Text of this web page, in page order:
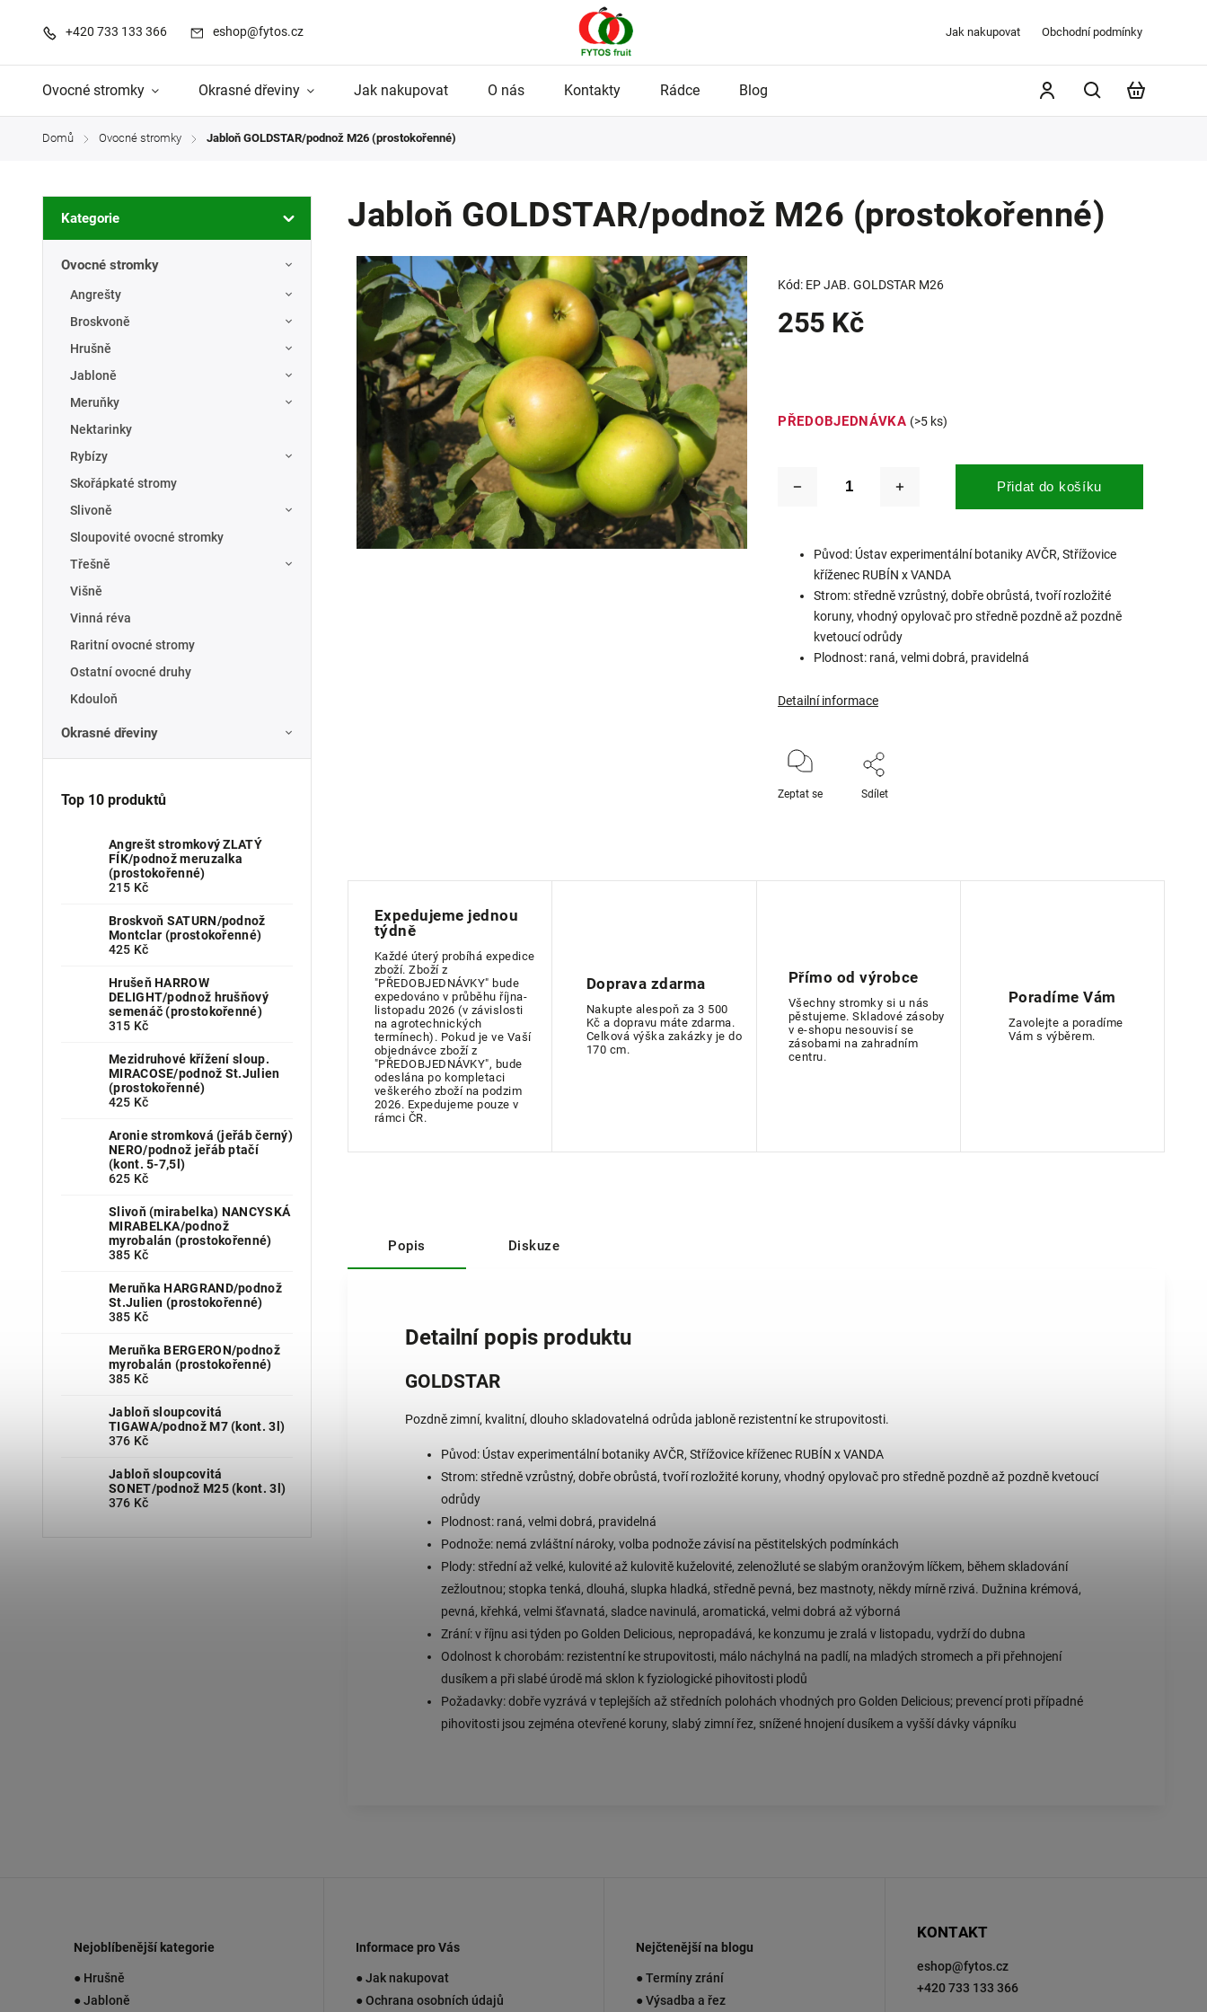
+420 733 133 366 eshop@fytos.cz Jak nakupovat Obchodní podmínky
Ovocné stromky Okrasné dřeviny Jak nakupovat O nás Kontakty Rádce Blog
Domů / Ovocné stromky / Jabloň GOLDSTAR/podnož M26 (prostokořenné)
Kategorie
Ovocné stromky
Angrešty
Broskvoně
Hrušně
Jabloně
Meruňky
Nektarinky
Rybízy
Skořápkaté stromy
Slivoně
Sloupovité ovocné stromky
Třešně
Višně
Vinná réva
Raritní ovocné stromy
Ostatní ovocné druhy
Kdouloň
Okrasné dřeviny
Top 10 produktů
Angrešt stromkový ZLATÝ
FÍK/podnož meruzalka
(prostokořenné)
215 Kč
Broskvoň SATURN/podnož
Montclar (prostokořenné)
425 Kč
Hrušeň HARROW
DELIGHT/podnož hrušňový
semenáč (prostokořenné)
315 Kč
Mezidruhové křížení sloup.
MIRACOSE/podnož St.Julien
(prostokořenné)
425 Kč
Aronie stromková (jeřáb černý)
NERO/podnož jeřáb ptačí
(kont. 5-7,5l)
625 Kč
Slivoň (mirabelka) NANCYSKÁ
MIRABELKA/podnož
myrobalán (prostokořenné)
385 Kč
Meruňka HARGRAND/podnož
St.Julien (prostokořenné)
385 Kč
Meruňka BERGERON/podnož
myrobalán (prostokořenné)
385 Kč
Jabloň sloupcovitá
TIGAWA/podnož M7 (kont. 3l)
376 Kč
Jabloň sloupcovitá
SONET/podnož M25 (kont. 3l)
376 Kč
Jabloň GOLDSTAR/podnož M26 (prostokořenné)
Kód: EP JAB. GOLDSTAR M26
255 Kč
PŘEDOBJEDNÁVKA (>5 ks)
Přidat do košíku
Původ: Ústav experimentální botaniky AVČR, Střížovice
kříženec RUBÍN x VANDA
Strom: středně vzrůstný, dobře obrůstá, tvoří rozložité
koruny, vhodný opylovač pro středně pozdně až pozdně
kvetoucí odrůdy
Plodnost: raná, velmi dobrá, pravidelná
Detailní informace
Zeptat se Sdílet
Expedujeme jednou
týdně
Každé úterý probíhá expedice
zboží. Zboží z
"PŘEDOBJEDNÁVKY" bude
expedováno v průběhu října-
listopadu 2026 (v závislosti
na agrotechnických
termínech). Pokud je ve Vaší
objednávce zboží z
"PŘEDOBJEDNÁVKY", bude
odeslána po kompletaci
veškerého zboží na podzim
2026. Expedujeme pouze v
rámci ČR.
Doprava zdarma
Nakupte alespoň za 3 500
Kč a dopravu máte zdarma.
Celková výška zakázky je do
170 cm.
Přímo od výrobce
Všechny stromky si u nás
pěstujeme. Skladové zásoby
v e-shopu nesouvisí se
zásobami na zahradním
centru.
Poradíme Vám
Zavolejte a poradíme
Vám s výběrem.
Popis Diskuze
Detailní popis produktu
GOLDSTAR
Pozdně zimní, kvalitní, dlouho skladovatelná odrůda jabloně rezistentní ke strupovitosti.
Původ: Ústav experimentální botaniky AVČR, Střížovice kříženec RUBÍN x VANDA
Strom: středně vzrůstný, dobře obrůstá, tvoří rozložité koruny, vhodný opylovač pro středně pozdně až pozdně kvetoucí
odrůdy
Plodnost: raná, velmi dobrá, pravidelná
Podnože: nemá zvláštní nároky, volba podnože závisí na pěstitelských podmínkách
Plody: střední až velké, kulovité až kulovitě kuželovité, zelenožluté se slabým oranžovým líčkem, během skladování
zežloutnou; stopka tenká, dlouhá, slupka hladká, středně pevná, bez mastnoty, někdy mírně rzivá. Dužnina krémová,
pevná, křehká, velmi šťavnatá, sladce navinulá, aromatická, velmi dobrá až výborná
Zrání: v říjnu asi týden po Golden Delicious, nepropadává, ke konzumu je zralá v listopadu, vydrží do dubna
Odolnost k chorobám: rezistentní ke strupovitosti, málo náchylná na padlí, na mladých stromech a při přehnojení
dusíkem a při slabé úrodě má sklon k fyziologické pihovitosti plodů
Požadavky: dobře vyzrává v teplejších až středních polohách vhodných pro Golden Delicious; prevencí proti případné
pihovitosti jsou zejména otevřené koruny, slabý zimní řez, snížené hnojení dusíkem a vyšší dávky vápníku
Nejoblíbenější kategorie
● Hrušně
● Jabloně
Informace pro Vás
● Jak nakupovat
● Ochrana osobních údajů
Nejčtenější na blogu
● Termíny zrání
● Výsadba a řez
KONTAKT
eshop@fytos.cz
+420 733 133 366